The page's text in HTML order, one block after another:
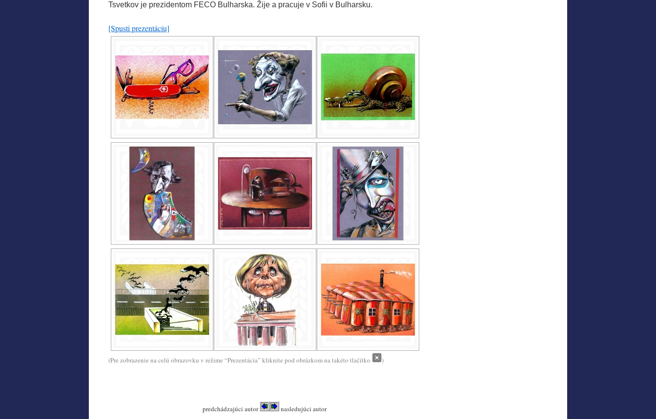
Tsvetkov je prezidentom FECO Bulharska. Žije a pracuje v Sofii v Bulharsku.
[Spusti prezentáciu]
(Pre zobrazenie na celú obrazovku v režime “Prezentácia” kliknite pod obrázkom na takéto tlačítko )
predchádzajúci autor nasledujúci autor